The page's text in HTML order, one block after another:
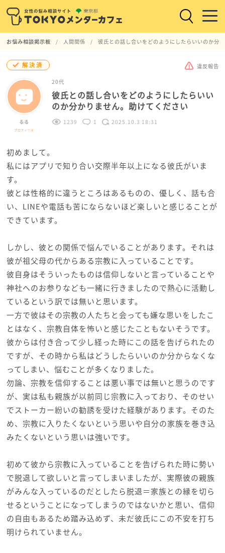
お悩み相談掲示板 人間関係 彼氏との話し合いをどのようにしたらいいのか分
解決済 違反報告
るる
プロフィール
20代
彼氏との話し合いをどのようにしたらいい
のか分かりません。助けてください
1239 1 2025.10.3 18:31
初めまして。
私にはアプリで知り合い交際半年以上になる彼氏がいま
す。
彼とは性格的に違うところはあるものの、優しく、話も合
い、LINEや電話も苦にならないほど楽しいと感じることが
できています。
しかし、彼との関係で悩んでいることがあります。それは
彼が祖父母の代からある宗教に入っていることです。
彼自身はそういったものは信仰しないと言っていることや
神社へのお参りなども一緒に行きましたので熱心に活動し
ているという訳では無いと思います。
一方で彼はその宗教の人たちと会っても嫌な思いをしたこ
とはなく、宗教自体を怖いと感じたこともないそうです。
彼からは付き合って少し経った時にこの話を告げられたの
ですが、その時から私はどうしたらいいのか分からなくな
ってしまい、悩むことが多くなりました。
勿論、宗教を信仰することは悪い事では無いと思うのです
が、実は私も親族が以前同じ宗教に入っており、そのせい
でストーカー紛いの勧誘を受けた経験があります。そのた
め、宗教に入りたくないという思いや自分の家族を巻き込
みたくないという思いは強いです。
初めて彼から宗教に入っていることを告げられた時に勢い
で脱退して欲しいと言ってしまいましたが、実際彼の親族
がみんな入っているのだとしたら脱退＝家族との縁を切ら
せるということになってしまうのではないかと思い、信仰
の自由もあるため踏み込めず、未だ彼氏にこの不安を打ち
明けられていません。